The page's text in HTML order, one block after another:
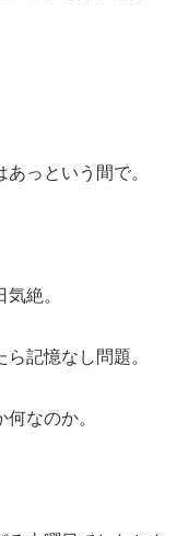
っという間で。
絶。
記憶なし問題。
なのか。